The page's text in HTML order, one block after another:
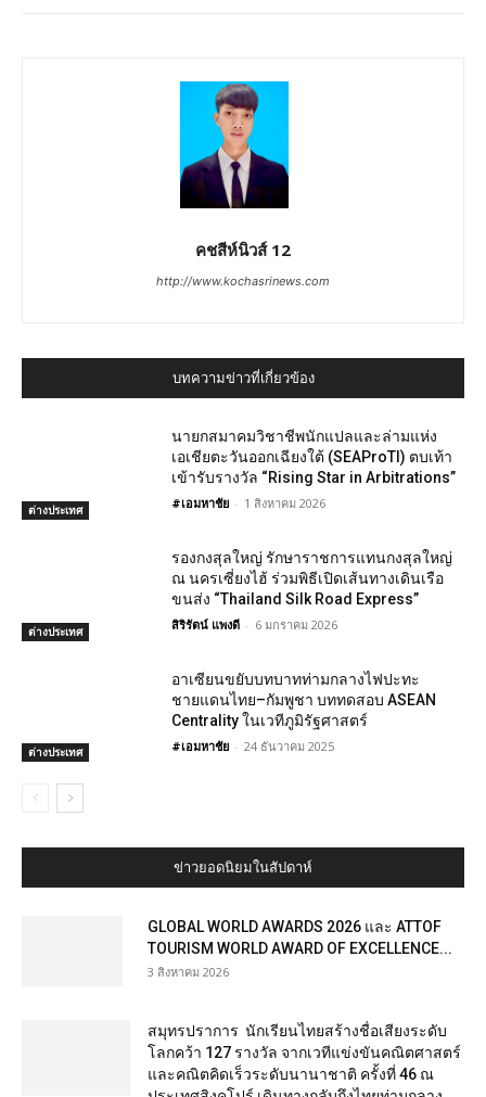
คชสีห์นิวส์ 12
http://www.kochasrinews.com
บทความข่าวที่เกี่ยวข้อง
ต่างประเทศ
นายกสมาคมวิชาชีพนักแปลและล่ามแห่ง
เอเชียตะวันออกเฉียงใต้ (SEAProTI) ตบเท้า
เข้ารับรางวัล “Rising Star in Arbitrations”
#เอมหาชัย - 1 สิงหาคม 2026
ต่างประเทศ
รองกงสุลใหญ่ รักษาราชการแทนกงสุลใหญ่
ณ นครเซี่ยงไฮ้ ร่วมพิธีเปิดเส้นทางเดินเรือ
ขนส่ง “Thailand Silk Road Express”
สิริรัตน์ แพงดี - 6 มกราคม 2026
ต่างประเทศ
อาเซียนขยับบทบาทท่ามกลางไฟปะทะ
ชายแดนไทย–กัมพูชา บททดสอบ ASEAN
Centrality ในเวทีภูมิรัฐศาสตร์
#เอมหาชัย - 24 ธันวาคม 2025
ข่าวยอดนิยมในสัปดาห์
GLOBAL WORLD AWARDS 2026 และ ATTOF
TOURISM WORLD AWARD OF EXCELLENCE...
3 สิงหาคม 2026
สมุทรปราการ นักเรียนไทยสร้างชื่อเสียงระดับ
โลกคว้า 127 รางวัล จากเวทีแข่งขันคณิตศาสตร์
และคณิตคิดเร็วระดับนานาชาติ ครั้งที่ 46 ณ